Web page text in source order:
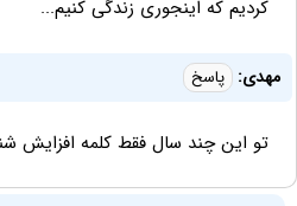
کردیم که اینجوری زندگی کنیم...
مهدی: پاسخ
تو این چند سال فقط کلمه افزایش